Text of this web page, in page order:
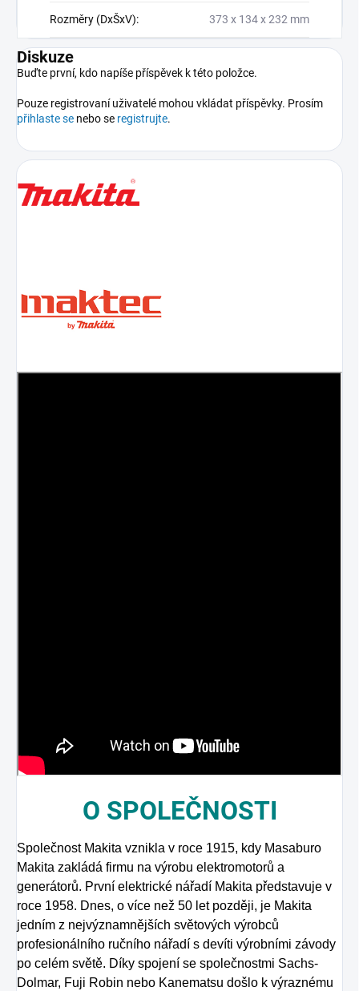
Rozměry (DxŠxV): 373 x 134 x 232 mm
Diskuze
Buďte první, kdo napíše příspěvek k této položce.
Pouze registrovaní uživatelé mohou vkládat příspěvky. Prosím
přihlaste se nebo se registrujte.
O SPOLEČNOSTI
Společnost Makita vznikla v roce 1915, kdy Masaburo
Makita zakládá firmu na výrobu elektromotorů a
generátorů. První elektrické nářadí Makita představuje v
roce 1958. Dnes, o více než 50 let později, je Makita
jedním z nejvýznamnějších světových výrobců
profesionálního ručního nářadí s devíti výrobními závody
po celém světě. Díky spojení se společnostmi Sachs-
Dolmar, Fuji Robin nebo Kanematsu došlo k výraznému